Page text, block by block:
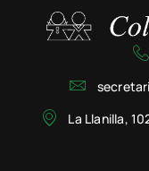
La Llanilla,